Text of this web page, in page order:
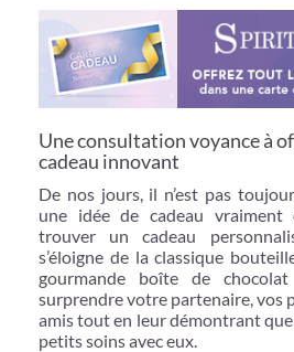
Une consultation voyance à
cadeau innovant
De nos jours, il n’est pas
une idée de cadeau
trouver un cadeau
s’éloigne de la classique
gourmande boîte de
surprendre votre partenaire, vos
amis tout en leur démontrant
petits soins avec eux.